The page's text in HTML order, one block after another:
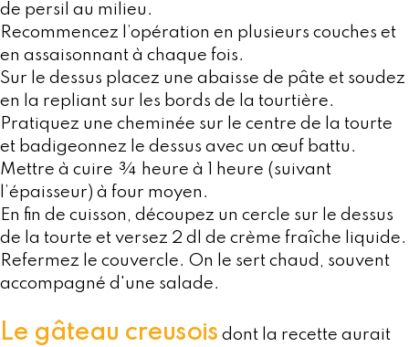
de persil au milieu.
Recommencez l’opération en plusieurs couches et
en assaisonnant à chaque fois.
Sur le dessus placez une abaisse de pâte et soudez
en la repliant sur les bords de la tourtière.
Pratiquez une cheminée sur le centre de la tourte
et badigeonnez le dessus avec un œuf battu.
Mettre à cuire ¾ heure à 1 heure (suivant
l’épaisseur) à four moyen.
En fin de cuisson, découpez un cercle sur le dessus
de la tourte et versez 2 dl de crème fraîche liquide.
Refermez le couvercle. On le sert chaud, souvent
accompagné d'une salade.
Le gâteau creusois dont la recette aurait